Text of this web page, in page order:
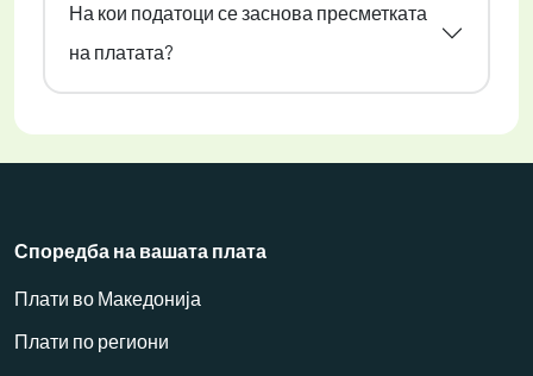
На кои податоци се заснова пресметката
на платата?
Споредба на вашата плата
Плати во Македонија
Плати по региони